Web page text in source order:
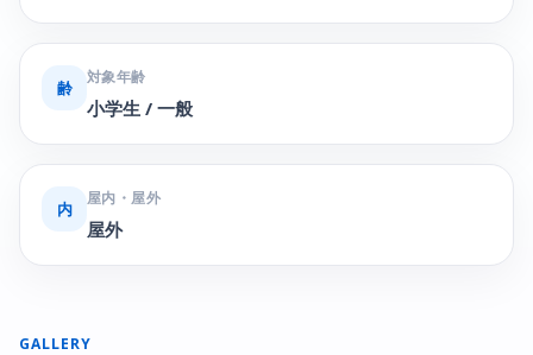
齢
対象年齢
小学生 / 一般
内
屋内・屋外
屋外
GALLERY